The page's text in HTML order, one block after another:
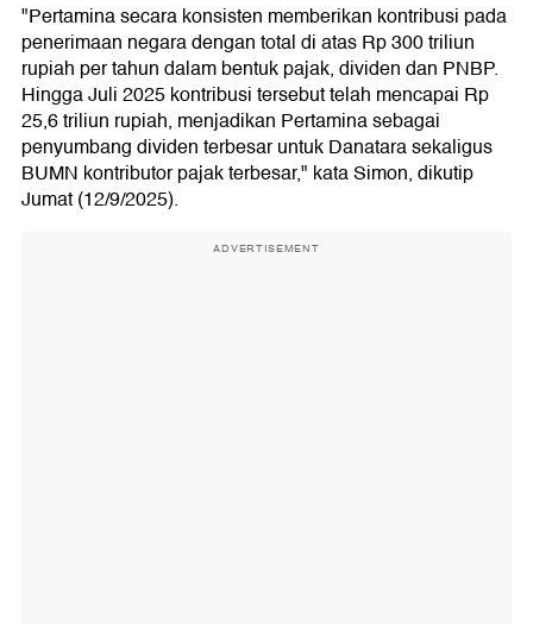
"Pertamina secara konsisten memberikan kontribusi pada
penerimaan negara dengan total di atas Rp 300 triliun
rupiah per tahun dalam bentuk pajak, dividen dan PNBP.
Hingga Juli 2025 kontribusi tersebut telah mencapai Rp
25,6 triliun rupiah, menjadikan Pertamina sebagai
penyumbang dividen terbesar untuk Danatara sekaligus
BUMN kontributor pajak terbesar," kata Simon, dikutip
Jumat (12/9/2025).
ADVERTISEMENT